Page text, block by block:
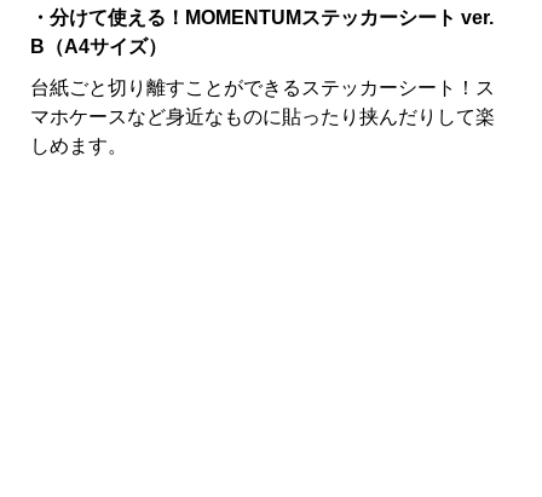
・分けて使える！MOMENTUMステッカーシート ver.
B（A4サイズ）
台紙ごと切り離すことができるステッカーシート！ス
マホケースなど身近なものに貼ったり挟んだりして楽
しめます。